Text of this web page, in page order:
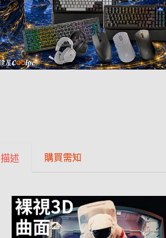
描述 購買需知